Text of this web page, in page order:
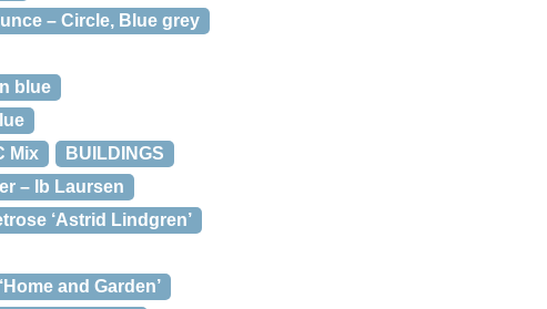
– Circle, Blue grey
blue
Mix
BUILDINGS
– Ib Laursen
‘Astrid Lindgren’
and Garden’